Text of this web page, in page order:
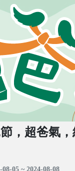
，超爸氣
05 ~ 2024-08-08